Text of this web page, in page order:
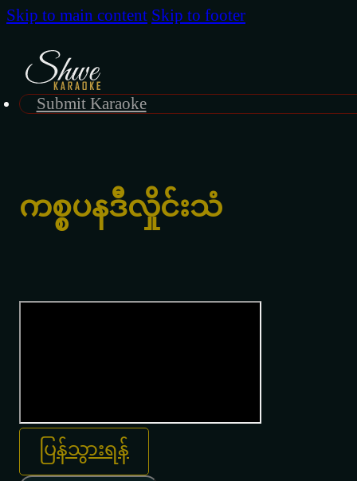
Skip to main content Skip to footer
Submit Karaoke
ကစ္စပနဒီလှိုင်းသံ
ပြန်သွားရန်